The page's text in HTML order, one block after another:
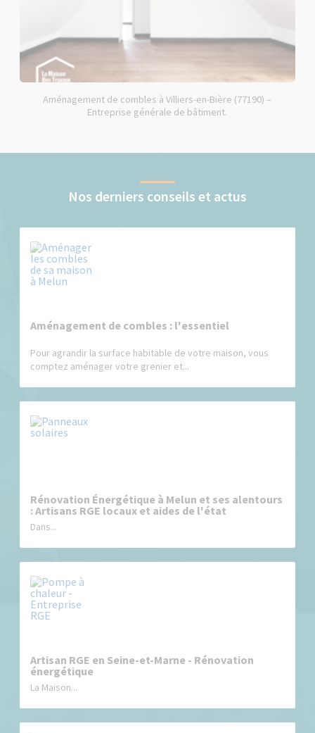
Aménagement de combles à Villiers-en-Bière (77190) –
Entreprise générale de bâtiment.
Nos derniers conseils et actus
Aménagement de combles : l'essentiel
Pour agrandir la surface habitable de votre maison, vous
comptez aménager votre grenier et...
Rénovation Énergétique à Melun et ses alentours
: Artisans RGE locaux et aides de l'état
Dans...
Artisan RGE en Seine-et-Marne - Rénovation
énergétique
La Maison...